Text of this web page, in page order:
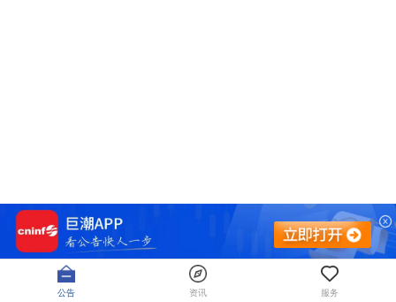
公告 资讯 服务